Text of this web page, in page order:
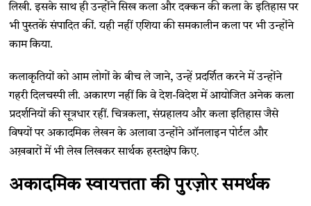
लिखी. इसके साथ ही उन्होंने सिख कला और दक्कन की कला के इतिहास पर
भी पुस्तकें संपादित कीं. यही नहीं एशिया की समकालीन कला पर भी उन्होंने
काम किया.
कलाकृतियों को आम लोगों के बीच ले जाने, उन्हें प्रदर्शित करने में उन्होंने
गहरी दिलचस्पी ली. अकारण नहीं कि वे देश-विदेश में आयोजित अनेक कला
प्रदर्शनियों की सूत्रधार रहीं. चित्रकला, संग्रहालय और कला इतिहास जैसे
विषयों पर अकादमिक लेखन के अलावा उन्होंने ऑनलाइन पोर्टल और
अख़बारों में भी लेख लिखकर सार्थक हस्तक्षेप किए.
अकादमिक स्वायत्तता की पुरज़ोर समर्थक